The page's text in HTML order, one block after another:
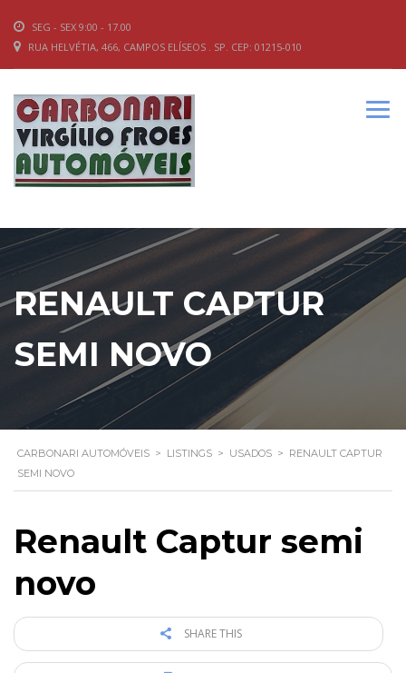
SEG - SEX 9:00 - 17.00
RUA HELVÉTIA, 466, CAMPOS ELÍSEOS . SP. CEP: 01215-010
RENAULT CAPTUR
SEMI NOVO
CARBONARI AUTOMÓVEIS > LISTINGS > USADOS > RENAULT CAPTUR
SEMI NOVO
Renault Captur semi
novo
SHARE THIS